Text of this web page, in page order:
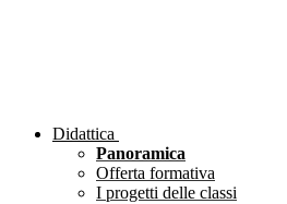
Didattica
Panoramica
Offerta formativa
I progetti delle classi